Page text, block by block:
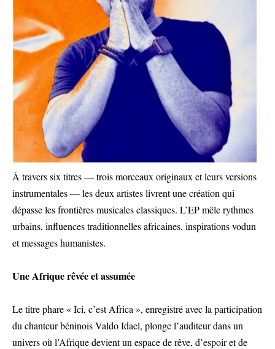
À travers six titres — trois morceaux originaux et leurs versions
instrumentales — les deux artistes livrent une création qui
dépasse les frontières musicales classiques. L’EP mêle rythmes
urbains, influences traditionnelles africaines, inspirations vodun
et messages humanistes.
Une Afrique rêvée et assumée
Le titre phare « Ici, c’est Africa », enregistré avec la participation
du chanteur béninois Valdo Idael, plonge l’auditeur dans un
univers où l’Afrique devient un espace de rêve, d’espoir et de